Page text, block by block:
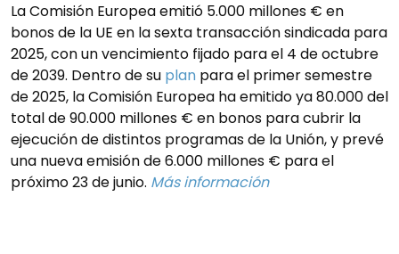
La Comisión Europea emitió 5.000 millones € en
bonos de la UE en la sexta transacción sindicada para
2025, con un vencimiento fijado para el 4 de octubre
de 2039. Dentro de su plan para el primer semestre
de 2025, la Comisión Europea ha emitido ya 80.000 del
total de 90.000 millones € en bonos para cubrir la
ejecución de distintos programas de la Unión, y prevé
una nueva emisión de 6.000 millones € para el
próximo 23 de junio. Más información